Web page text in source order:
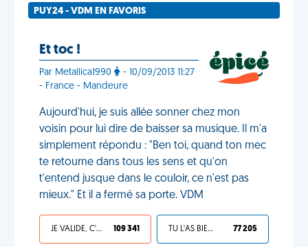
PUY24 - VDM EN FAVORIS
Et toc !
Par Metallica1990
- 10/09/2013 11:27
- France - Mandeure
Aujourd'hui, je suis allée sonner chez mon
voisin pour lui dire de baisser sa musique. Il m'a
simplement répondu : "Ben toi, quand ton mec
te retourne dans tous les sens et qu'on
t'entend jusque dans le couloir, ce n'est pas
mieux." Et il a fermé sa porte. VDM
JE VALIDE, C'EST UNE VDM 109 341 TU L'AS BIEN MÉRITÉ 77 205